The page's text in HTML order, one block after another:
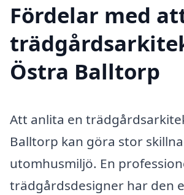
Fördelar med
Östra Balltorp
Att anlita en
Balltorp kan göra stor
utomhusmiljö. En
trädgårdsdesigner har den